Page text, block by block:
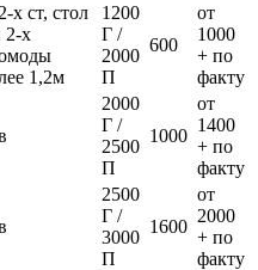
х ст, стол
2-х
1,2м
1200
Г /
2000
П
600
от
1000
+ по
факту
2000
Г /
2500
П
1000
от
1400
+ по
факту
2500
Г /
3000
П
1600
от
2000
+ по
факту